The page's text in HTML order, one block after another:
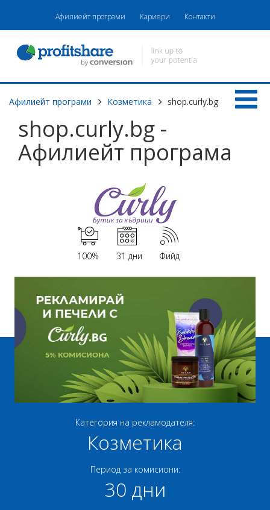
Афилиейт програми Кариери Контакти
Афилиейт програми Козметика shop.curly.bg
shop.curly.bg -
Афилиейт програма
100% 31 дни Фийд
Категория на рекламодателя:
Козметика
Период за комисиони:
30 дни